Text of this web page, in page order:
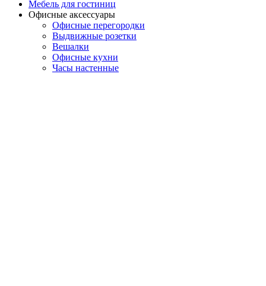
Мебель для гостиниц
Офисные аксессуары
Офисные перегородки
Выдвижные розетки
Вешалки
Офисные кухни
Часы настенные